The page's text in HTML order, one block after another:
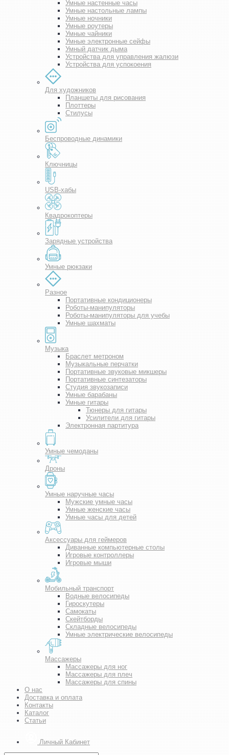
Умные настенные часы
Умные настольные лампы
Умные ночники
Умные роутеры
Умные чайники
Умные электронные сейфы
Умный датчик дыма
Устройства для управления жалюзи
Устройства для успокоения
Для художников
Планшеты для рисования
Плоттеры
Стилусы
Беспроводные динамики
Ключницы
USB-хабы
Квадрокоптеры
Зарядные устройства
Умные рюкзаки
Разное
Портативные кондиционеры
Роботы-манипуляторы
Роботы-манипуляторы для учебы
Умные шахматы
Музыка
Браслет метроном
Музыкальные перчатки
Портативные звуковые микшеры
Портативные синтезаторы
Студия звукозаписи
Умные барабаны
Умные гитары
Тюнеры для гитары
Усилители для гитары
Электронная партитура
Умные чемоданы
Дроны
Умные наручные часы
Мужские умные часы
Умные женские часы
Умные часы для детей
Аксессуары для геймеров
Диванные компьютерные столы
Игровые контроллеры
Игровые мыши
Мобильный транспорт
Водные велосипеды
Гироскутеры
Самокаты
Скейтборды
Складные велосипеды
Умные электрические велосипеды
Массажеры
Массажеры для ног
Массажеры для плеч
Массажеры для спины
О нас
Доставка и оплата
Контакты
Каталог
Статьи
Личный Кабинет